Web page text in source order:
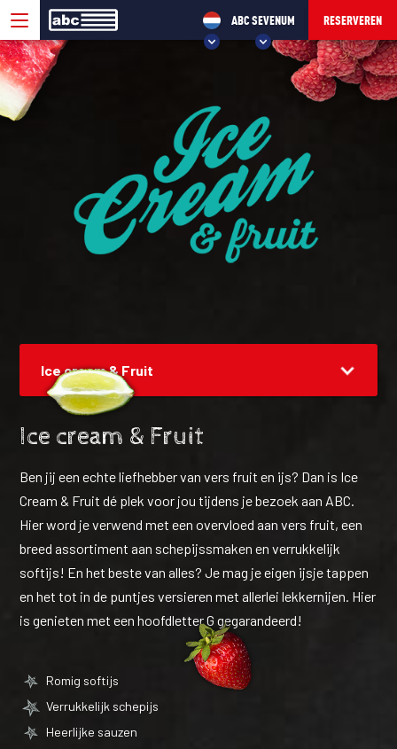
ABC SEVENUM
ABC VELP
ABC SEVENUM
RESERVEREN
Ice cream & Fruit
Ice cream & Fruit
Ben jij een echte liefhebber van vers fruit en ijs? Dan is Ice
Cream & Fruit dé plek voor jou tijdens je bezoek aan ABC.
Hier word je verwend met een overvloed aan vers fruit, een
breed assortiment aan schepijssmaken en verrukkelijk
softijs! En het beste van alles? Je mag je eigen ijsje tappen
en het tot in de puntjes versieren met allerlei lekkernijen. Hier
is genieten met een hoofdletter G gegarandeerd!
Romig softijs
Verrukkelijk schepijs
Heerlijke sauzen